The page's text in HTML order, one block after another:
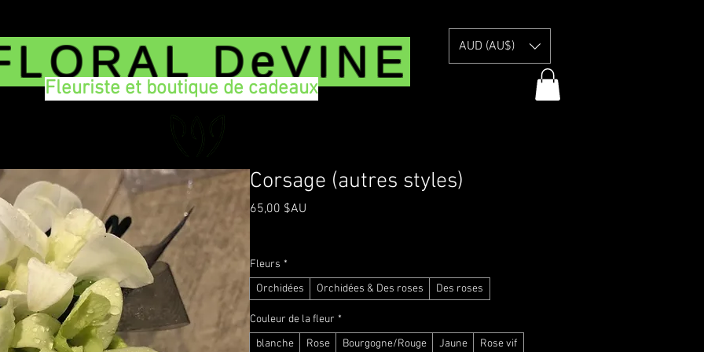
DeVINE
Fleuriste et boutique de cadeaux
AUD (AU$)
Corsage (autres styles)
65,00 $AU
Fleurs *
Orchidées
Orchidées & Des roses Des roses
Couleur de la fleur *
blanche
Rose Bourgogne/Rouge Jaune Rose vif